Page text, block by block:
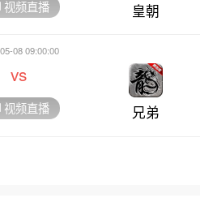
视频直播 皇朝
08 09:00:00
vs
视频直播 兄弟